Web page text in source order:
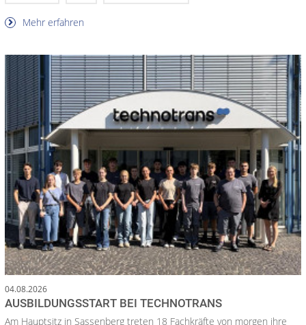
Mehr erfahren
04.08.2026
AUSBILDUNGSSTART BEI TECHNOTRANS
Am Hauptsitz in Sassenberg treten 18 Fachkräfte von morgen ihre